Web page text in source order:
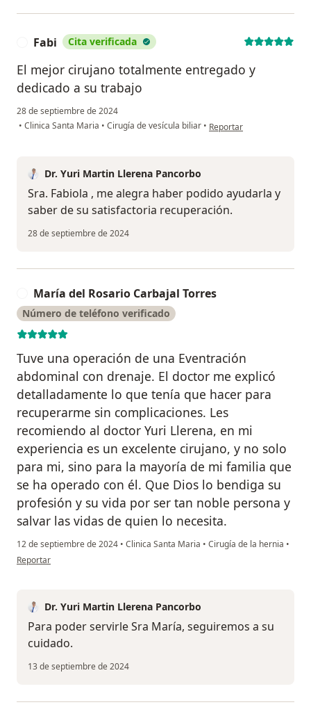
Fabi Cita verificada
El mejor cirujano totalmente entregado y
dedicado a su trabajo
28 de septiembre de 2024
• Clinica Santa Maria • Cirugía de vesícula biliar • en opinión del usuario Fabi
Reportar
Dr. Yuri Martin Llerena Pancorbo
Sra. Fabiola , me alegra haber podido ayudarla y
saber de su satisfactoria recuperación.
28 de septiembre de 2024
María del Rosario Carbajal Torres
Número de teléfono verificado
Tuve una operación de una Eventración
abdominal con drenaje. El doctor me explicó
detalladamente lo que tenía que hacer para
recuperarme sin complicaciones. Les
recomiendo al doctor Yuri Llerena, en mi
experiencia es un excelente cirujano, y no solo
para mi, sino para la mayoría de mi familia que
se ha operado con él. Que Dios lo bendiga su
profesión y su vida por ser tan noble persona y
salvar las vidas de quien lo necesita.
12 de septiembre de 2024 • Clinica Santa Maria • Cirugía de la hernia •
en opinión del usuario María del Rosario Carbajal Torres
Reportar
Dr. Yuri Martin Llerena Pancorbo
Para poder servirle Sra María, seguiremos a su
cuidado.
13 de septiembre de 2024